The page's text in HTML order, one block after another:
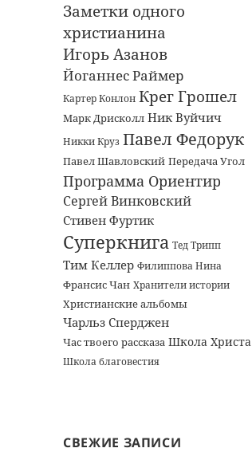
Заметки одного
христианина
Игорь Азанов
Йоганнес Раймер
Картер Конлон Крег Грошел
Марк Дрисколл Ник Вуйчич
Никки Круз Павел Федорук
Павел Шавловский Передача Угол
Программа Ориентир
Сергей Винковский
Стивен Фуртик
Суперкнига Тед Трипп
Тим Келлер Филиппова Нина
Франсис Чан Хранители истории
Христианские альбомы
Чарльз Сперджен
Час твоего рассказа Школа Христа
Школа благовестия
СВЕЖИЕ ЗАПИСИ